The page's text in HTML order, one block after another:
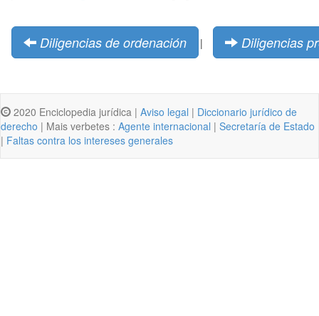
Diligencias de ordenación | Diligencias
2020 Enciclopedia jurídica | Aviso legal | Diccionario jurídico de
derecho | Mais verbetes : Agente internacional | Secretaría de Estado
| Faltas contra los intereses generales